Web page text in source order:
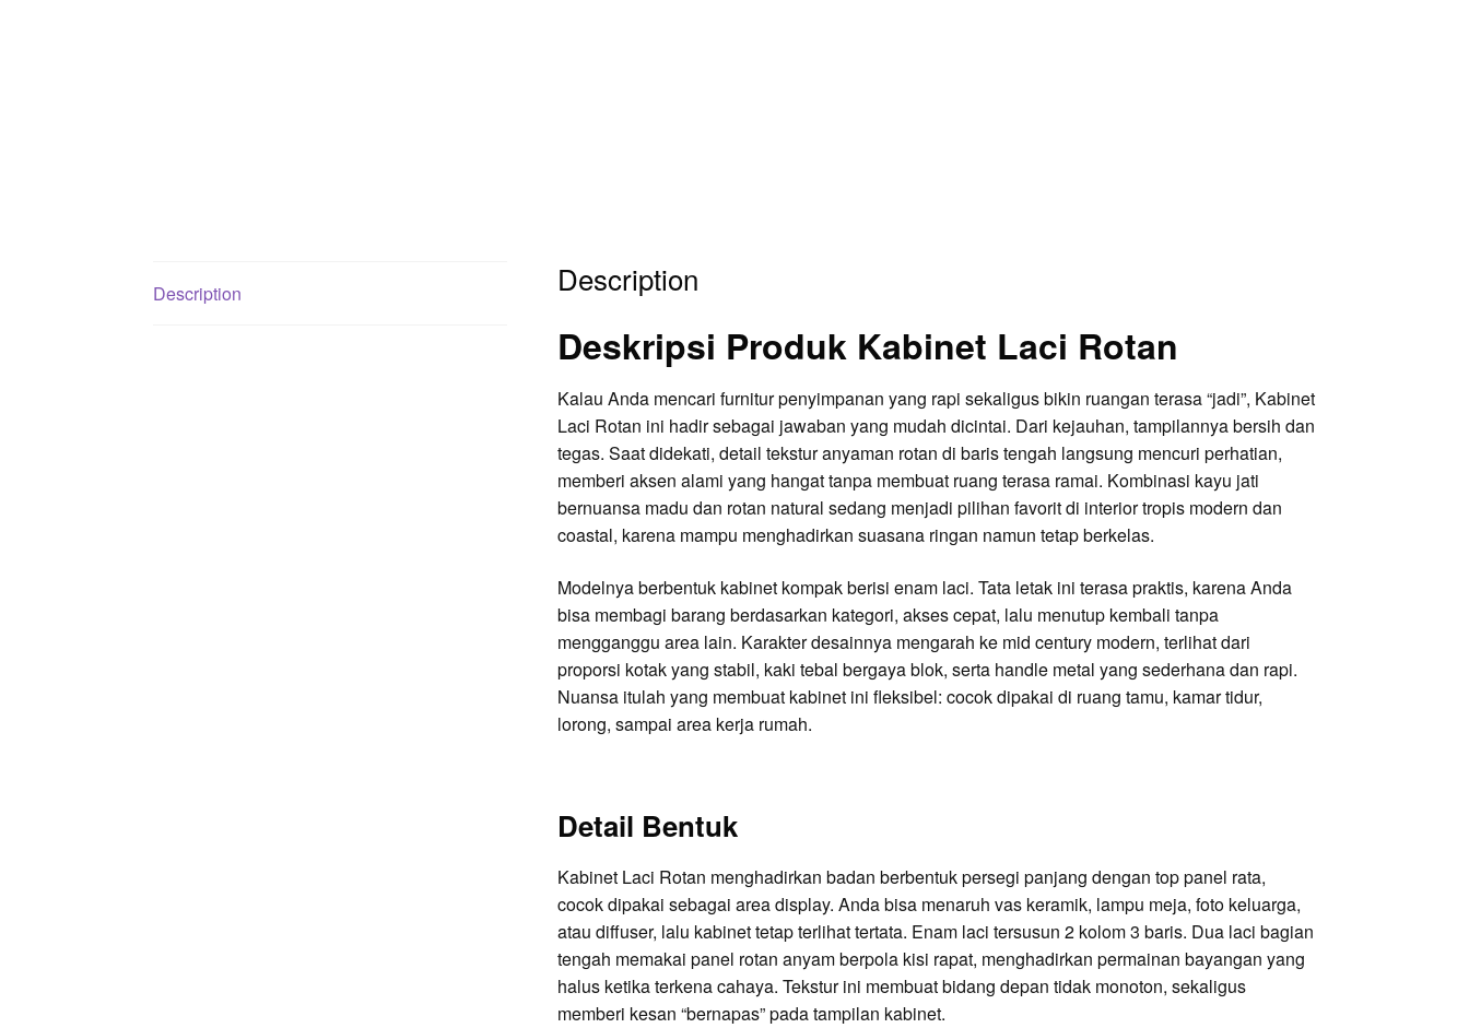
Description Description
Deskripsi Produk Kabinet Laci Rotan
Kalau Anda mencari furnitur penyimpanan yang rapi sekaligus bikin ruangan terasa “jadi”, Kabinet
Laci Rotan ini hadir sebagai jawaban yang mudah dicintai. Dari kejauhan, tampilannya bersih dan
tegas. Saat didekati, detail tekstur anyaman rotan di baris tengah langsung mencuri perhatian,
memberi aksen alami yang hangat tanpa membuat ruang terasa ramai. Kombinasi kayu jati
bernuansa madu dan rotan natural sedang menjadi pilihan favorit di interior tropis modern dan
coastal, karena mampu menghadirkan suasana ringan namun tetap berkelas.
Modelnya berbentuk kabinet kompak berisi enam laci. Tata letak ini terasa praktis, karena Anda
bisa membagi barang berdasarkan kategori, akses cepat, lalu menutup kembali tanpa
mengganggu area lain. Karakter desainnya mengarah ke mid century modern, terlihat dari
proporsi kotak yang stabil, kaki tebal bergaya blok, serta handle metal yang sederhana dan rapi.
Nuansa itulah yang membuat kabinet ini fleksibel: cocok dipakai di ruang tamu, kamar tidur,
lorong, sampai area kerja rumah.
Detail Bentuk
Kabinet Laci Rotan menghadirkan badan berbentuk persegi panjang dengan top panel rata,
cocok dipakai sebagai area display. Anda bisa menaruh vas keramik, lampu meja, foto keluarga,
atau diffuser, lalu kabinet tetap terlihat tertata. Enam laci tersusun 2 kolom 3 baris. Dua laci bagian
tengah memakai panel rotan anyam berpola kisi rapat, menghadirkan permainan bayangan yang
halus ketika terkena cahaya. Tekstur ini membuat bidang depan tidak monoton, sekaligus
memberi kesan “bernapas” pada tampilan kabinet.